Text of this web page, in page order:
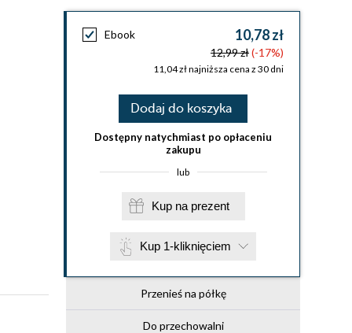
Ebook 10,78 zł
12,99 zł(-17%)
11,04 zł najniższa cena z 30 dni
Dodaj do koszyka
Dostępny natychmiast po opłaceniu
zakupu
lub
Kup na prezent
Kup 1-kliknięciem
Przenieś na półkę
Do przechowalni